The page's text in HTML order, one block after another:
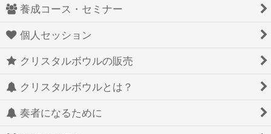
養成コース・セミナー
個人セッション
クリスタルボウルの販売
クリスタルボウルとは？
奏者になるために